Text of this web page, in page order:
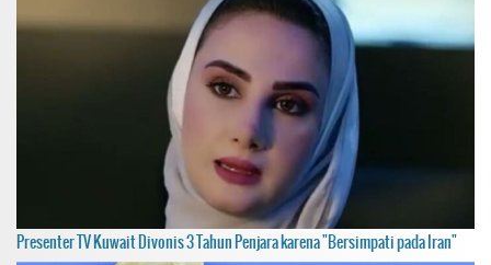
Presenter TV Kuwait Divonis 3 Tahun Penjara karena "Bersimpati pada Iran"